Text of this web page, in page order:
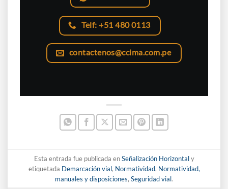
Telf: +51 480 0113
contactenos@ccima.com.pe
Esta entrada fue publicada enSeñalización Horizontaly
etiquetada Demarcación vial, Normatividad, Normatividad,
manuales y disposiciones, Seguridad vial.